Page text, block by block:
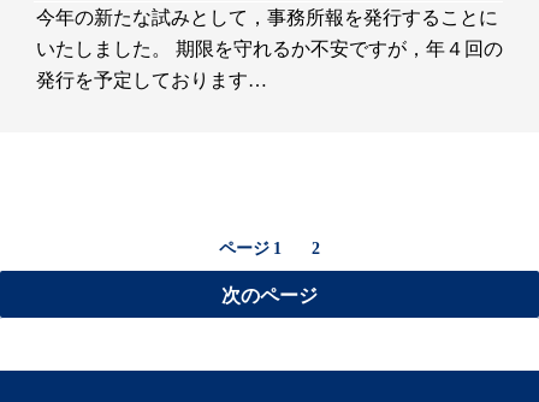
今年の新たな試みとして，事務所報を発行することに
いたしました。 期限を守れるか不安ですが，年４回の
発行を予定しております…
稿
の
ページ 1
ペ
ー
ジ
2
次のページ